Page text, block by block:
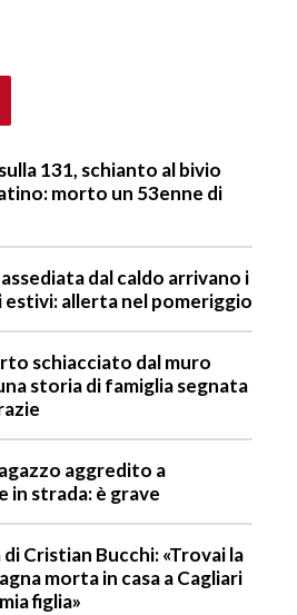
131, schianto al bivio
morto un 53enne di
dal caldo arrivano i
allerta nel pomeriggio
schiacciato dal muro
storia di famiglia segnata
aggredito a
in strada: è grave
di Cristian Bucchi: «Trovai la
morta in casa a Cagliari
figlia»